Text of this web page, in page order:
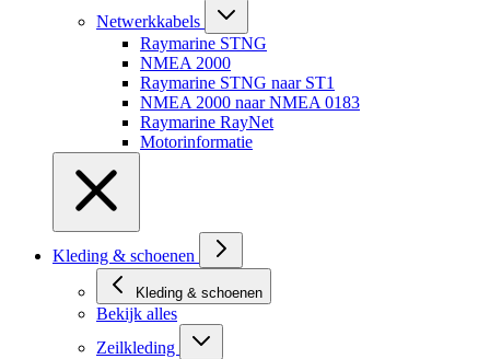
Netwerkkabels
Raymarine STNG
NMEA 2000
Raymarine STNG naar ST1
NMEA 2000 naar NMEA 0183
Raymarine RayNet
Motorinformatie
Kleding & schoenen
Kleding & schoenen
Bekijk alles
Zeilkleding